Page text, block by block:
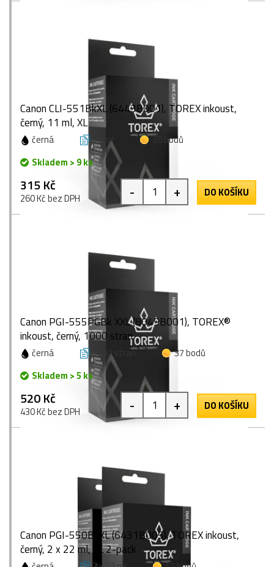
Canon CLI-551BkXL (6443B001), TOREX inkoust,
černý, 11 ml, XL
černá 11 ml
20 bodů
Skladem > 9 ks
315 Kč
260 Kč bez DPH - + DO KOŠÍKU
Canon PGI-555PGBk XXL (8049B001), TOREX®
inkoust, černý, 1000 stran
černá 1000 stran
37 bodů
Skladem > 5 ks
520 Kč
430 Kč bez DPH - + DO KOŠÍKU
Canon PGI-550BkXL (6431B005), TOREX inkoust,
černý, 2 x 22 ml, XL 2-pack